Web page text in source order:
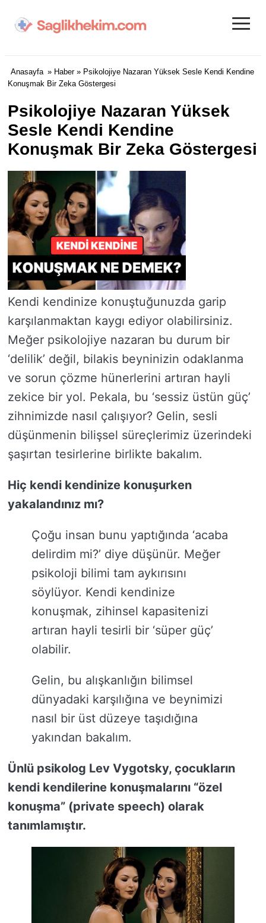
≡
Anasayfa » Haber» Psikolojiye Nazaran Yüksek Sesle Kendi Kendine
Konuşmak Bir Zeka Göstergesi
Psikolojiye Nazaran Yüksek
Sesle Kendi Kendine
Konuşmak Bir Zeka Göstergesi
Kendi kendinize konuştuğunuzda garip
karşılanmaktan kaygı ediyor olabilirsiniz.
Meğer psikolojiye nazaran bu durum bir
‘delilik’ değil, bilakis beyninizin odaklanma
ve sorun çözme hünerlerini artıran hayli
zekice bir yol. Pekala, bu ‘sessiz üstün güç’
zihnimizde nasıl çalışıyor? Gelin, sesli
düşünmenin bilişsel süreçlerimiz üzerindeki
şaşırtan tesirlerine birlikte bakalım.
Hiç kendi kendinize konuşurken
yakalandınız mı?
Çoğu insan bunu yaptığında ‘acaba
delirdim mi?’ diye düşünür. Meğer
psikoloji bilimi tam aykırısını
söylüyor. Kendi kendinize
konuşmak, zihinsel kapasitenizi
artıran hayli tesirli bir ‘süper güç’
olabilir.
Gelin, bu alışkanlığın bilimsel
dünyadaki karşılığına ve beynimizi
nasıl bir üst düzeye taşıdığına
yakından bakalım.
Ünlü psikolog Lev Vygotsky, çocukların
kendi kendilerine konuşmalarını “özel
konuşma” (private speech) olarak
tanımlamıştır.